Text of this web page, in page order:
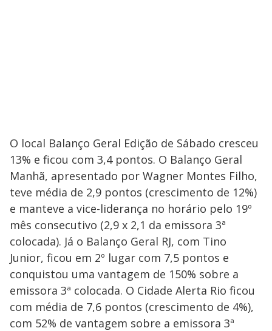
O local Balanço Geral Edição de Sábado cresceu
13% e ficou com 3,4 pontos. O Balanço Geral
Manhã, apresentado por Wagner Montes Filho,
teve média de 2,9 pontos (crescimento de 12%)
e manteve a vice-liderança no horário pelo 19º
mês consecutivo (2,9 x 2,1 da emissora 3ª
colocada). Já o Balanço Geral RJ, com Tino
Junior, ficou em 2º lugar com 7,5 pontos e
conquistou uma vantagem de 150% sobre a
emissora 3ª colocada. O Cidade Alerta Rio ficou
com média de 7,6 pontos (crescimento de 4%),
com 52% de vantagem sobre a emissora 3ª